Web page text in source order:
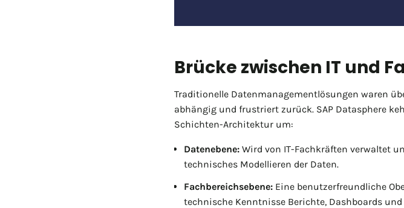
Brücke zwischen IT und
Traditionelle Datenmanagementlösungen waren
abhängig und frustriert zurück. SAP Datasphere
Schichten-Architektur um:
Datenebene: Wird von IT-Fachkräften verwaltet
technisches Modellieren der Daten.
Fachbereichsebene: Eine benutzerfreundliche
technische Kenntnisse Berichte, Dashboards